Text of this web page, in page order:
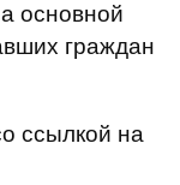
основной
граждан
ссылкой на